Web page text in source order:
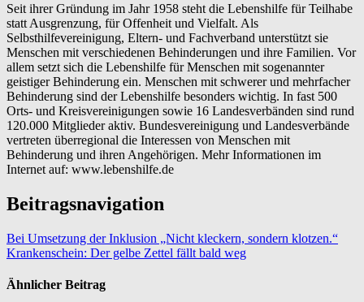
Seit ihrer Gründung im Jahr 1958 steht die Lebenshilfe für Teilhabe
statt Ausgrenzung, für Offenheit und Vielfalt. Als
Selbsthilfevereinigung, Eltern- und Fachverband unterstützt sie
Menschen mit verschiedenen Behinderungen und ihre Familien. Vor
allem setzt sich die Lebenshilfe für Menschen mit sogenannter
geistiger Behinderung ein. Menschen mit schwerer und mehrfacher
Behinderung sind der Lebenshilfe besonders wichtig. In fast 500
Orts- und Kreisvereinigungen sowie 16 Landesverbänden sind rund
120.000 Mitglieder aktiv. Bundesvereinigung und Landesverbände
vertreten überregional die Interessen von Menschen mit
Behinderung und ihren Angehörigen. Mehr Informationen im
Internet auf: www.lebenshilfe.de
Beitragsnavigation
Bei Umsetzung der Inklusion „Nicht kleckern, sondern klotzen.“
Krankenschein: Der gelbe Zettel fällt bald weg
Ähnlicher Beitrag